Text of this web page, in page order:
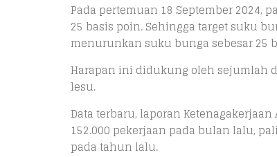
Pada pertemuan 18 September
25 basis poin. Sehingga target suku
menurunkan suku bunga sebesar 25
Harapan ini didukung oleh sejumlah
lesu.
Data terbaru, laporan
152.000 pekerjaan pada bulan lalu,
pada tahun lalu.